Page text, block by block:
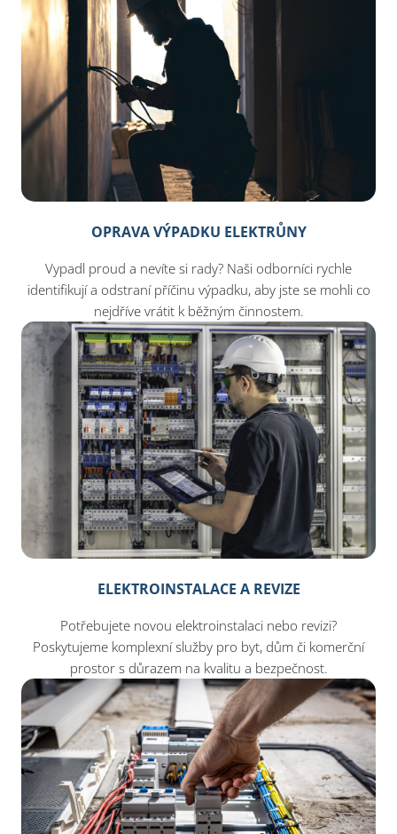
OPRAVA VÝPADKU ELEKTRŮNY
Vypadl proud a nevíte si rady? Naši odborníci rychle
identifikují a odstraní příčinu výpadku, aby jste se mohli co
nejdříve vrátit k běžným činnostem.
ELEKTROINSTALACE A REVIZE
Potřebujete novou elektroinstalaci nebo revizi?
Poskytujeme komplexní služby pro byt, dům či komerční
prostor s důrazem na kvalitu a bezpečnost.